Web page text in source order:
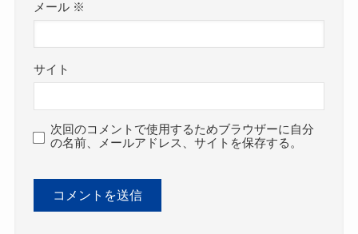
メール ※
サイト
次回のコメントで使用するためブラウザーに自分
の名前、メールアドレス、サイトを保存する。